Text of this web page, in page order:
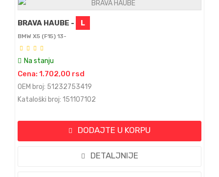
BRAVA HAUBE - L
BMW X5 (F15) 13-
Na stanju
Cena: 1.702,00 rsd
OEM broj: 51232753419
Kataloški broj: 151107102
DODAJTE U KORPU
DETALJNIJE